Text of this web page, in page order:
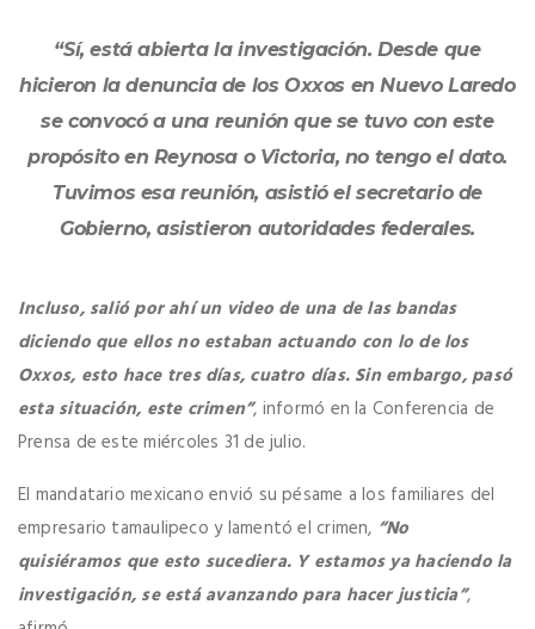
“Sí, está abierta la investigación. Desde que
hicieron la denuncia de los Oxxos en Nuevo Laredo
se convocó a una reunión que se tuvo con este
propósito en Reynosa o Victoria, no tengo el dato.
Tuvimos esa reunión, asistió el secretario de
Gobierno, asistieron autoridades federales.
Incluso, salió por ahí un video de una de las bandas
diciendo que ellos no estaban actuando con lo de los
Oxxos, esto hace tres días, cuatro días. Sin embargo, pasó
esta situación, este crimen”, informó en la Conferencia de
Prensa de este miércoles 31 de julio.
El mandatario mexicano envió su pésame a los familiares del
empresario tamaulipeco y lamentó el crimen, “No
quisiéramos que esto sucediera. Y estamos ya haciendo la
investigación, se está avanzando para hacer justicia”,